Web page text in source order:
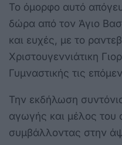
Το όμορφο αυτό
δώρα από τον Άγιο
και ευχές, με το
Χριστουγεννιάτικη
Γυμναστικής τις
Την εκδήλωση
αγωγής και μέλος του
συμβάλλοντας στην